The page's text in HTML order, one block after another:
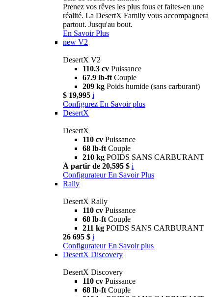
Prenez vos rêves les plus fous et faites-en une
réalité. La DesertX Family vous accompagnera
partout. Jusqu'au bout.
En Savoir Plus
new V2
DesertX V2
110.3 cv Puissance
67.9 lb-ft Couple
209 kg Poids humide (sans carburant)
$ 19,995 i
Configurez En Savoir plus
DesertX
DesertX
110 cv Puissance
68 lb-ft Couple
210 kg POIDS SANS CARBURANT
À partir de 20,595 $ i
Configurateur En Savoir Plus
Rally
DesertX Rally
110 cv Puissance
68 lb-ft Couple
211 kg POIDS SANS CARBURANT
26 695 $ i
Configurateur En Savoir plus
DesertX Discovery
DesertX Discovery
110 cv Puissance
68 lb-ft Couple